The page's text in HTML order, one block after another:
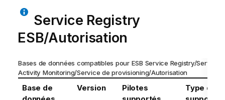
Service Registry
ESB/Autorisation
Bases de données compatibles pour ESB Service Registry/Service
Activity Monitoring/Service de provisioning/Autorisation
Base de
Version
Pilotes
Type de